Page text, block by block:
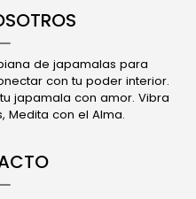
de japamalas para
con tu poder interior.
japamala con amor. Vibra
Medita con el Alma.